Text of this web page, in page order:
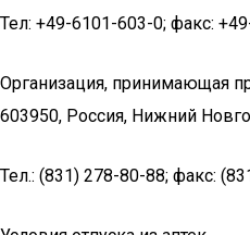
Тел: +49-6101-603-0; факс:
Организация, принимающая
603950, Россия, Нижний
Тел.: (831) 278-80-88; факс: